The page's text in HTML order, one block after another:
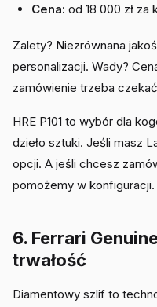
Cena: od 18 000 zł za
Zalety? Niezrównana
personalizacji. Wady?
zamówienie trzeba
HRE P101 to wybór dla
dzieło sztuki. Jeśli masz
opcji. A jeśli chcesz
pomożemy w konfiguracji.
6. Ferrari
trwałość
Diamentowy szlif to